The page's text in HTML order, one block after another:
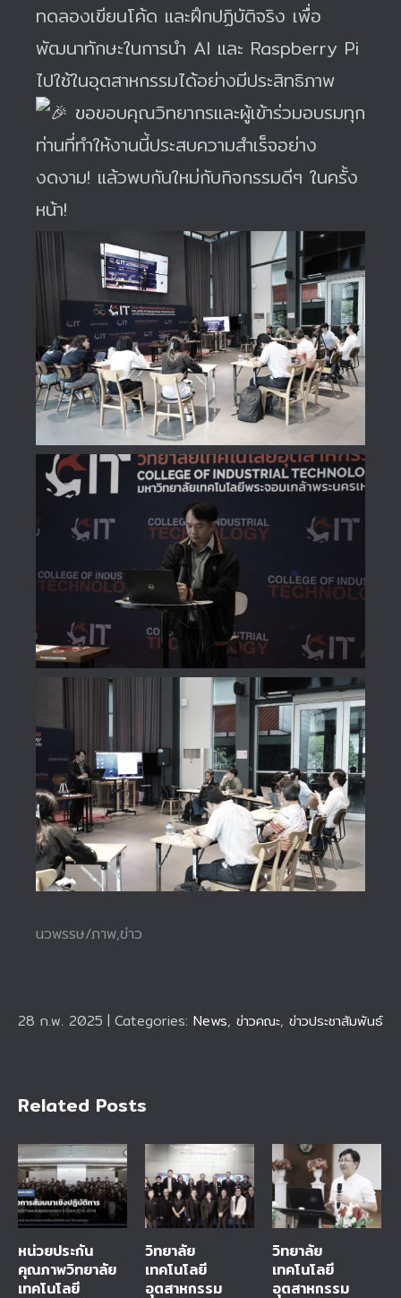
ทดลองเขียนโค้ด และฝึกปฏิบัติจริง เพื่อ
พัฒนาทักษะในการนำ AI และ Raspberry Pi
ไปใช้ในอุตสาหกรรมได้อย่างมีประสิทธิภาพ
ขอขอบคุณวิทยากรและผู้เข้าร่วมอบรมทุก
ท่านที่ทำให้งานนี้ประสบความสำเร็จอย่าง
งดงาม! แล้วพบกันใหม่กับกิจกรรมดีๆ ในครั้ง
หน้า!
นวพรรษ/ภาพ,ข่าว
28 ก.พ. 2025 | Categories: News, ข่าวคณะ, ข่าวประชาสัมพันธ์
Related Posts
หน่วยประกัน
คุณภาพวิทยาลัย
เทคโนโลยี
วิทยาลัย
เทคโนโลยี
อุตสาหกรรม
วิทยาลัย
เทคโนโลยี
อุตสาหกรรม